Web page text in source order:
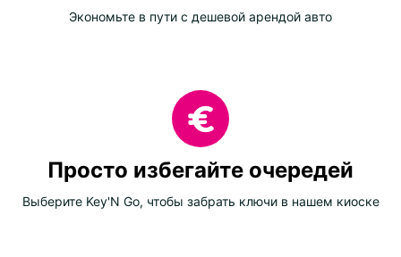
Экономьте в пути с дешевой арендой авто
Просто избегайте очередей
Выберите Key'N Go, чтобы забрать ключи в нашем киоске